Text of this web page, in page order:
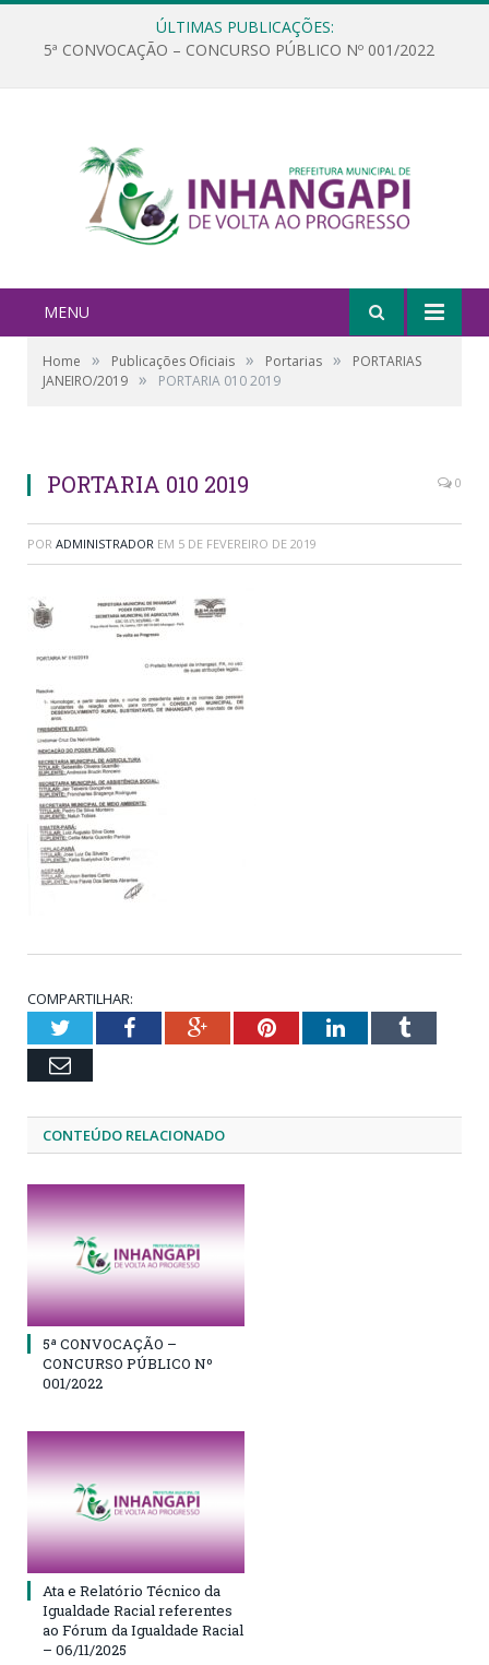
ÚLTIMAS PUBLICAÇÕES:
5ª CONVOCAÇÃO – CONCURSO PÚBLICO Nº 001/2022
MENU
Home » Publicações Oficiais » Portarias »
PORTARIAS
JANEIRO/2019 » PORTARIA 010 2019
PORTARIA 010 2019 0
POR ADMINISTRADOR EM 5 DE FEVEREIRO DE 2019
COMPARTILHAR:
TwitterFacebookGoogle+PinterestLinkedInTumblr
Email
CONTEÚDO RELACIONADO
5ª CONVOCAÇÃO –
CONCURSO PÚBLICO Nº
001/2022
Ata e Relatório Técnico da
Igualdade Racial referentes
ao Fórum da Igualdade Racial
– 06/11/2025